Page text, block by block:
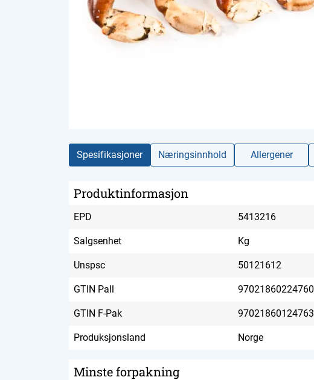
Spesifikasjoner Næringsinnhold Allergener
Produktinformasjon
EPD 5413216
Salgsenhet Kg
Unspsc 50121612
GTIN Pall 97021860224760
GTIN F-Pak 97021860124763
Produksjonsland Norge
Minste forpakning